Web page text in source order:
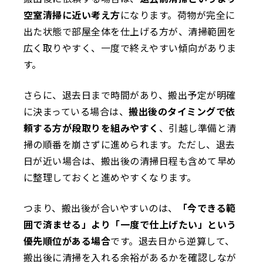
空室清掃に近い考え方になります。荷物が完全に
出た状態で部屋全体を仕上げる方が、清掃範囲を
広く取りやすく、一度で終えやすい傾向がありま
す。
さらに、退去日まで時間があり、搬出予定が明確
に決まっている場合は、搬出後のタイミングで依
頼する方が段取りを組みやすく 、引越し準備と清
掃の順番を崩さずに進められます。ただし、退去
日が近い場合は、搬出後の清掃日程も含めて早め
に整理しておくと進めやすくなります。
つまり、搬出後が合いやすいのは、
「今できる範
囲で済ませる」より「一度で仕上げたい」という
優先順位がある場合です。退去日から逆算して、
搬出後に清掃を入れる余裕があるかを確認しなが